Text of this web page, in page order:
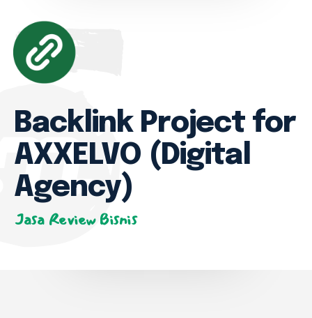
Backlink Project for
AXXELVO (Digital
Agency)
Jasa Review Bisnis